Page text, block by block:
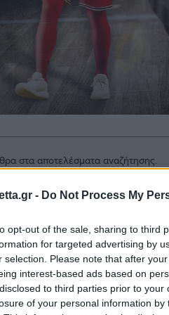
- Do Not Process My
opt-out of the sale, sharing to third
for targeted advertising by
selection. Please note that after
interest-based ads based on
to third parties prior to
of your personal information by
στα αποτελέσματα αναζήτησης.
στην Google
φάκελο της
καλοκαιριού